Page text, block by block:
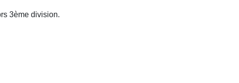
3ème division.